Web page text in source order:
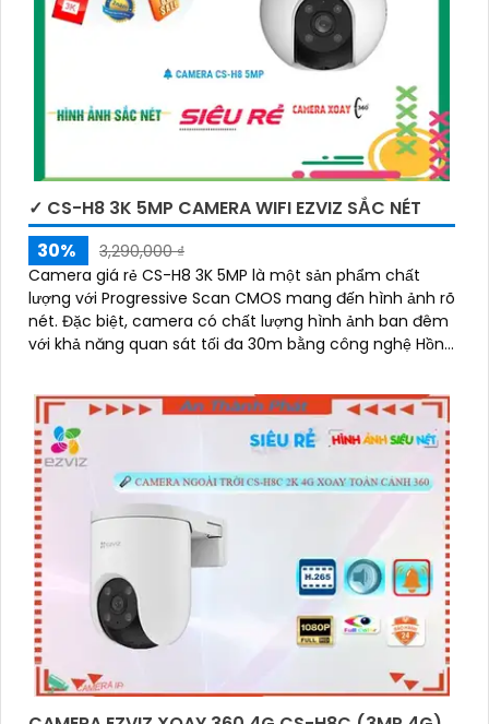
✓ CS-H8 3K 5MP CAMERA WIFI EZVIZ SẮC NÉT
30%
3,290,000 ₫
Camera giá rẻ CS-H8 3K 5MP là một sản phẩm chất
lượng với Progressive Scan CMOS mang đến hình ảnh rõ
nét. Đặc biệt, camera có chất lượng hình ảnh ban đêm
với khả năng quan sát tối đa 30m bằng công nghệ Hồng